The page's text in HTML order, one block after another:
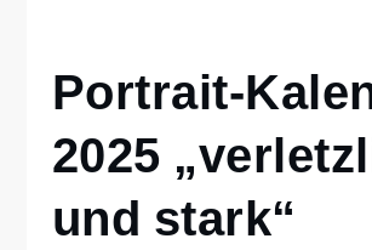
Home
Printprodukte
Portrait-
Kalender
„verletzlich
Portrait-
2025
und stark“